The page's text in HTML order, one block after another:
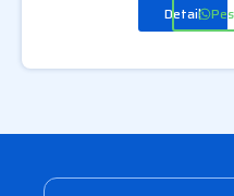
Detail